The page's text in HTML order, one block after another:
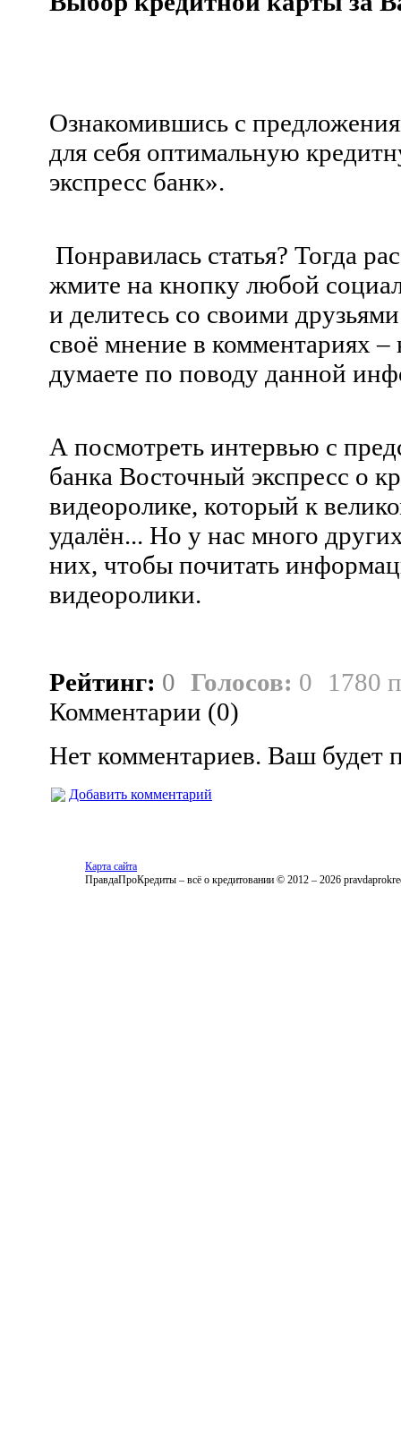
Ознакомившись с
для себя оптимальную
экспресс банк».
Понравилась статья? Тогда
жмите на кнопку любой
и делитесь со своими
своё мнение в комментариях
думаете по поводу данной
А посмотреть интервью с
банка Восточный экспресс о
видеоролике, который к
удалён... Но у нас много
них, чтобы почитать
видеоролики.
Рейтинг: 0 Голосов: 0
1780
Комментарии (0)
Нет комментариев. Ваш будет
Добавить комментарий
Карта сайта
ПравдаПроКредиты – всё о кредитовании © 2012 – 2026